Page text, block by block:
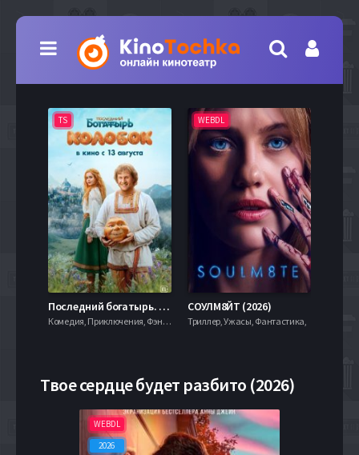
TS
Последний богатырь. Колобок (2026)
Комедия, Приключения, Фэнтези,
WEBDL
СОУЛМ8ЙТ (2026)
Триллер, Ужасы, Фантастика,
Твое сердце будет разбито (2026)
WEBDL
2026